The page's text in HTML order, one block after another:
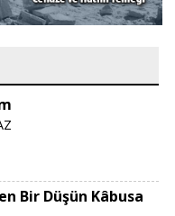
Bir Düşün Kâbusa